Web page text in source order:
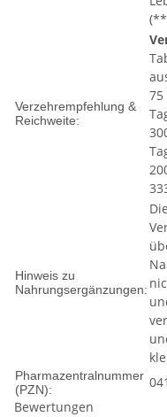
Verzehrempfehlung &
Reichweite:
75
Hinweis zu
Nahrungsergänzungen:
Pharmazentralnummer
(PZN):
Bewertungen